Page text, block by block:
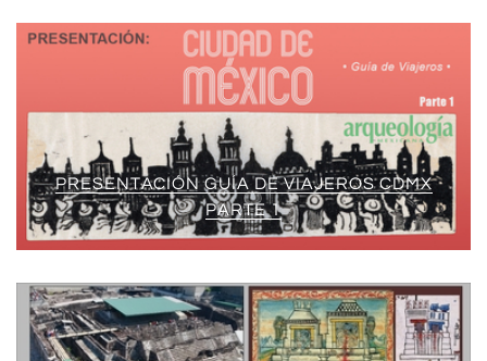
PRESENTACIÓN GUÍA DE VIAJEROS CDMX
PARTE 1